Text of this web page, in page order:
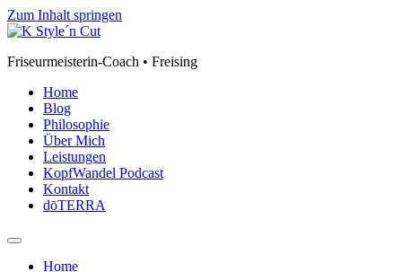
Zum Inhalt springen
Friseurmeisterin-Coach • Freising
Home
Blog
Philosophie
Über Mich
Leistungen
KopfWandel Podcast
Kontakt
dōTERRA
Home